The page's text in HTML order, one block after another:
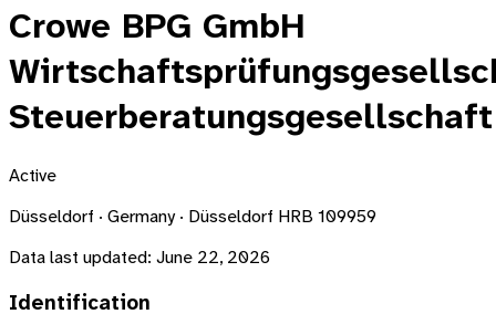
Crowe BPG GmbH
Steuerberatungsgesellschaft
Active
Düsseldorf · Germany · Düsseldorf HRB 109959
Data last updated: June 22, 2026
Identification